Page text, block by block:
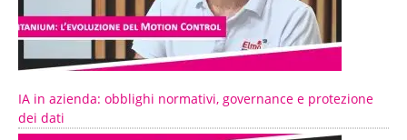
IA in azienda: obblighi normativi, governance e protezione
dei dati